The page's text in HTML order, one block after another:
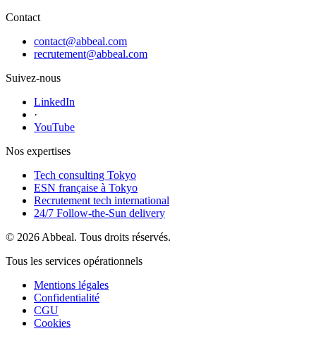
Contact
contact@abbeal.com
recrutement@abbeal.com
Suivez-nous
LinkedIn
·
YouTube
Nos expertises
Tech consulting Tokyo
ESN française à Tokyo
Recrutement tech international
24/7 Follow-the-Sun delivery
© 2026 Abbeal. Tous droits réservés.
Tous les services opérationnels
Mentions légales
Confidentialité
CGU
Cookies